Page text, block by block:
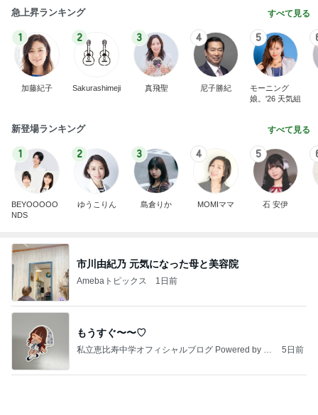
急上昇ランキング すべて見る
1
加藤紀子
2
Sakurashimeji
3
真飛聖
4
尼子勝紀
5
モーニング
娘。'26 天気組
新登場ランキング すべて見る
1
BEYOOOOO
NDS
2
ゆうこりん
3
島倉りか
4
MOMIママ
5
石 安伊
市川由紀乃 元気になった母と美容院
Amebaトピックス 1日前
もうすぐ〜〜♡
私立恵比寿中学オフィシャルブログ Powered by A
5日前